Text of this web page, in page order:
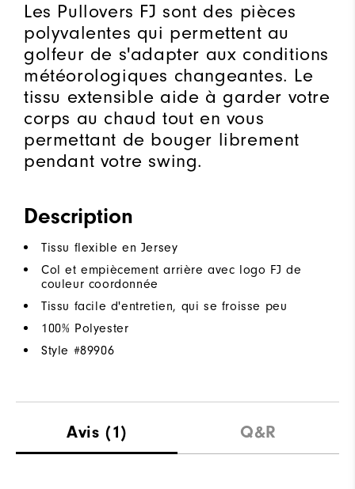
Les Pullovers FJ sont des pièces
polyvalentes qui permettent au
golfeur de s'adapter aux conditions
météorologiques changeantes. Le
tissu extensible aide à garder votre
corps au chaud tout en vous
permettant de bouger librement
pendant votre swing.
Description
Tissu flexible en Jersey
Col et empiècement arrière avec logo FJ de
couleur coordonnée
Tissu facile d'entretien, qui se froisse peu
100% Polyester
Style #89906
Avis (1) Q&R